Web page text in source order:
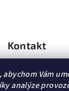
abychom Vám
analýze
Kontakt
dopravagratis.cz
+420 603 500 988